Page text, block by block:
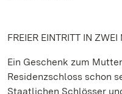
FREIER EINTRITT IN ZWEI
Ein Geschenk zum
Residenzschloss schon
Staatlichen Schlösser